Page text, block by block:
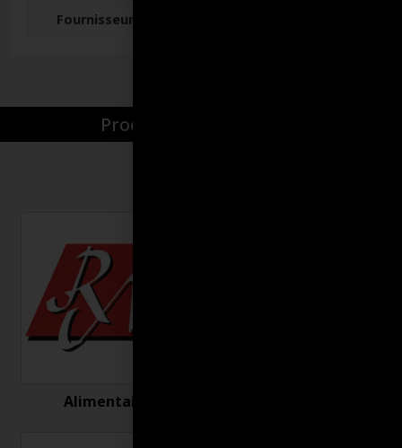
Fournisseur
Produits par catégories
Alimentaire